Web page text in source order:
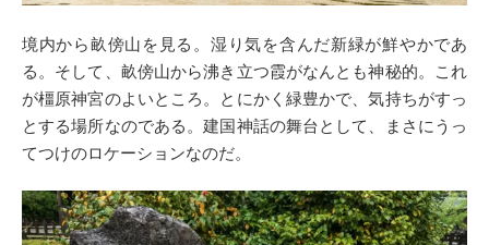
境内から畝傍山を見る。湿り気を含んだ新緑が鮮やかであ
る。そして、畝傍山から沸き立つ霞がなんとも神秘的。これ
が橿原神宮のよいところ。とにかく緑豊かで、気持ちがすっ
とする場所なのである。建国神話の舞台として、まさにうっ
てつけのロケーションなのだ。